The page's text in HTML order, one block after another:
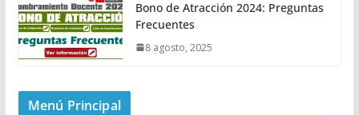
Bono de Atracción 2024: Preguntas
Frecuentes
8 agosto, 2025
Menú Principal